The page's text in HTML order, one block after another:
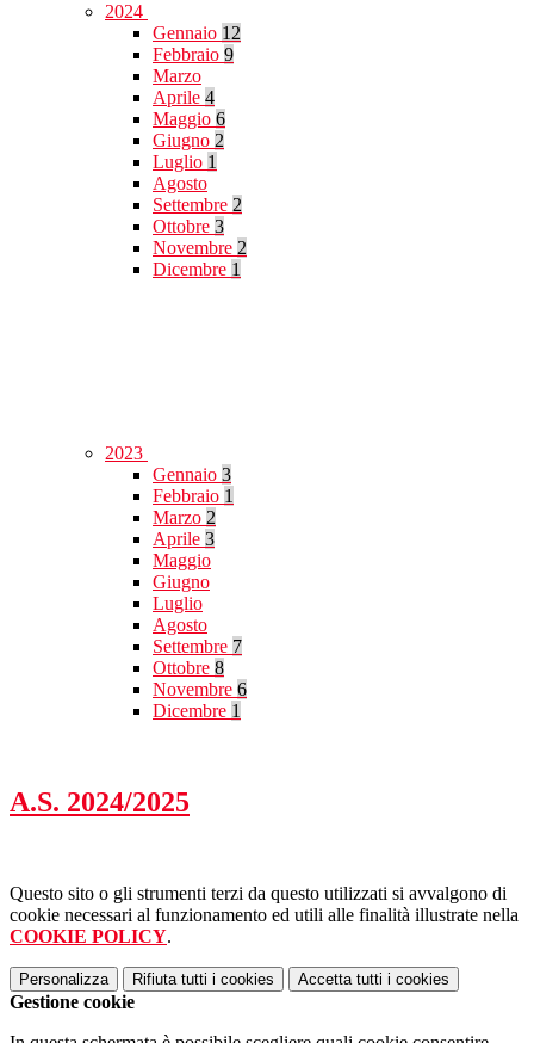
2024
Gennaio 12
Febbraio 9
Marzo
Aprile 4
Maggio 6
Giugno 2
Luglio 1
Agosto
Settembre 2
Ottobre 3
Novembre 2
Dicembre 1
2023
Gennaio 3
Febbraio 1
Marzo 2
Aprile 3
Maggio
Giugno
Luglio
Agosto
Settembre 7
Ottobre 8
Novembre 6
Dicembre 1
A.S. 2024/2025
Questo sito o gli strumenti terzi da questo utilizzati si avvalgono di
cookie necessari al funzionamento ed utili alle finalità illustrate nella
COOKIE POLICY.
Personalizza Rifiuta tutti i cookies Accetta tutti i cookies
Gestione cookie